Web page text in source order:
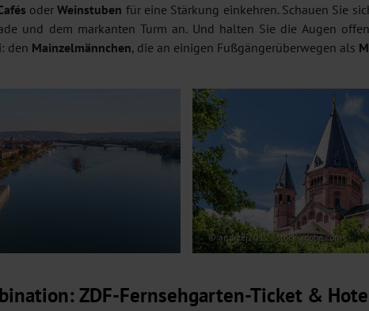
oderWeinstuben für eine Stärkung einkehren. Schauen Sie
und dem markanten Turm an. Und halten Sie die Augen
den Mainzelmännchen, die an einigen Fußgängerüberwegen als
© andrzej2012 - stock.adobe.com
ZDF-Fernsehgarten-Ticket &